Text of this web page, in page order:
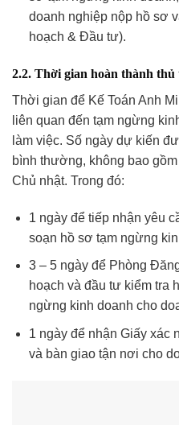
doanh nghiệp nộp hồ sơ
hoạch & Đầu tư).
2.2. Thời gian hoàn thành
Thời gian để Kế Toán Anh
liên quan đến tạm ngừng
làm việc. Số ngày dự kiến
bình thường, không bao
Chủ nhật. Trong đó:
1 ngày để tiếp nhận yêu
soạn hồ sơ tạm ngừng
3 – 5 ngày để Phòng
hoạch và đầu tư kiểm tra
ngừng kinh doanh cho
1 ngày để nhận Giấy xác
và bàn giao tận nơi cho